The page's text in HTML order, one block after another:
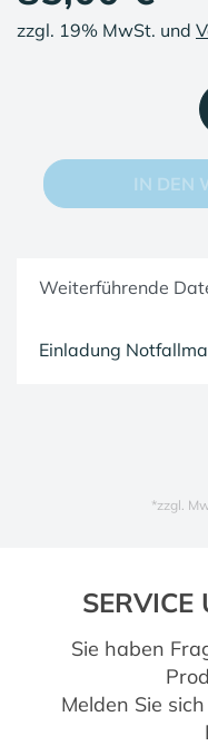
zzgl. 19% MwSt. und
IN DEN
Weiterführende
Einladung
*zzgl.
SERVICE
Sie haben
Melden Sie